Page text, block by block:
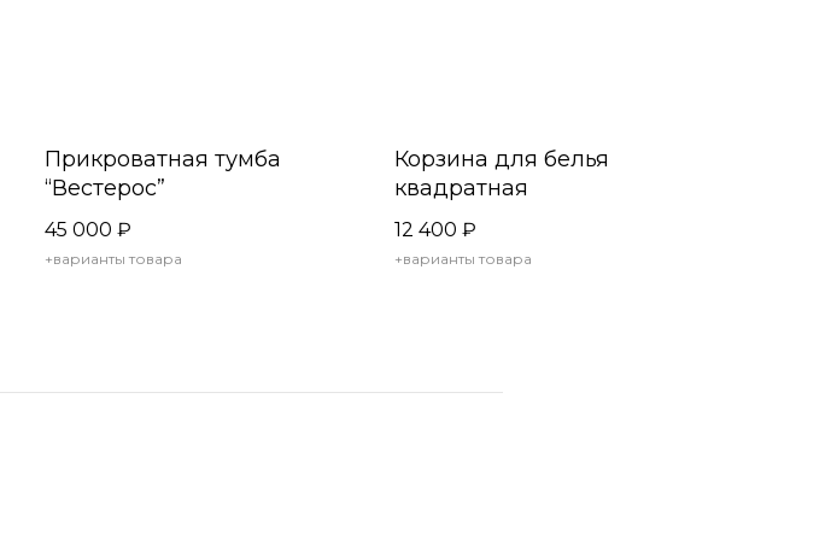
Прикроватная тумба
“Вестерос”
45 000 ₽
+варианты товара
Корзина для белья
квадратная
12 400 ₽
+варианты товара